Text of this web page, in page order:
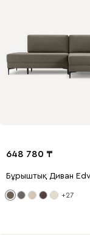
648 780
Бұрыштық Диван
+27